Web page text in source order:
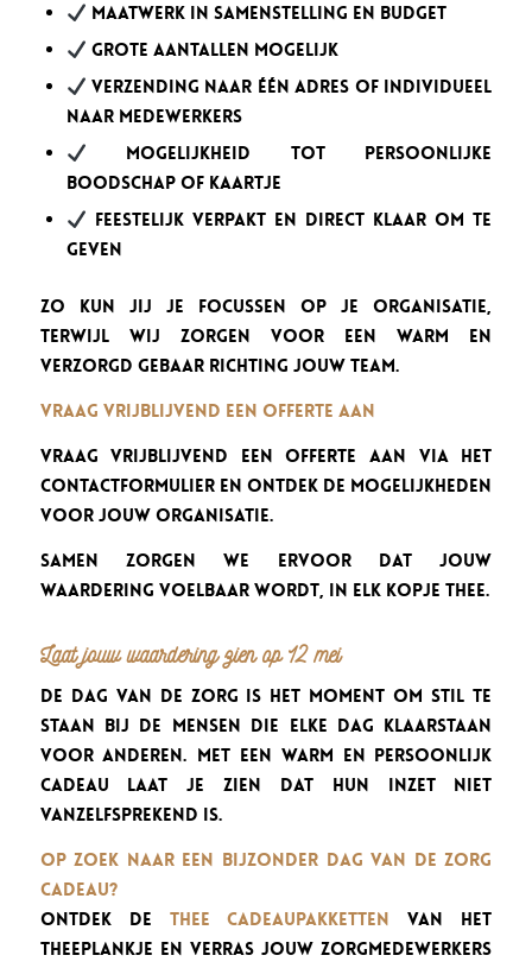
Maatwerk in samenstelling en budget
Grote aantallen mogelijk
Verzending naar één adres of individueel
naar medewerkers
Mogelijkheid tot persoonlijke
boodschap of kaartje
Feestelijk verpakt en direct klaar om te
geven
Zo kun jij je focussen op je organisatie,
terwijl wij zorgen voor een warm en
verzorgd gebaar richting jouw team.
Vraag vrijblijvend een offerte aan
Vraag vrijblijvend een offerte aan via het
contactformulier en ontdek de mogelijkheden
voor jouw organisatie.
Samen zorgen we ervoor dat jouw
waardering voelbaar wordt, in elk kopje thee.
Laat jouw waardering zien op 12 mei
De Dag van de Zorg is het moment om stil te
staan bij de mensen die elke dag klaarstaan
voor anderen. Met een warm en persoonlijk
cadeau laat je zien dat hun inzet niet
vanzelfsprekend is.
Op zoek naar een bijzonder Dag van de Zorg
cadeau?
Ontdek de thee cadeaupakketten van Het
Theeplankje en verras jouw zorgmedewerkers